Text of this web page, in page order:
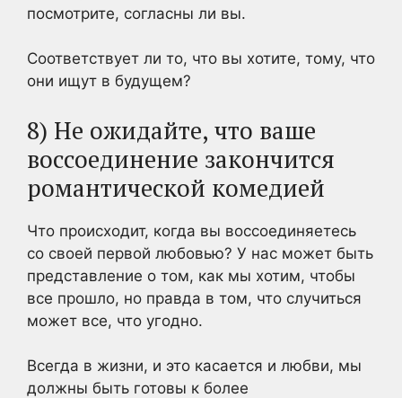
посмотрите, согласны ли вы.
Соответствует ли то, что вы хотите, тому, что
они ищут в будущем?
8) Не ожидайте, что ваше
воссоединение закончится
романтической комедией
Что происходит, когда вы воссоединяетесь
со своей первой любовью? У нас может быть
представление о том, как мы хотим, чтобы
все прошло, но правда в том, что случиться
может все, что угодно.
Всегда в жизни, и это касается и любви, мы
должны быть готовы к более